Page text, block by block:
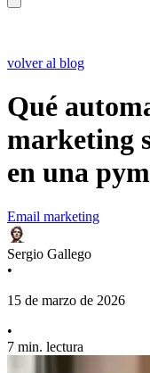
volver al blog
Qué
marketing
en una
Email marketing
Sergio Gallego
•
15 de marzo de 2026
•
7 min. lectura